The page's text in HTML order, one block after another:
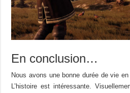
En conclusion…
Nous avons une bonne durée de vie
L’histoire est intéressante.